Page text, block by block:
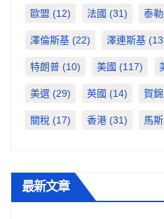
歐盟 (12) 法國 (31) 泰
澤倫斯基 (22) 澤連斯基
特朗普 (10) 美國 (117)
美選 (29) 英國 (14) 賀
關稅 (17) 香港 (31) 馬
最新文章